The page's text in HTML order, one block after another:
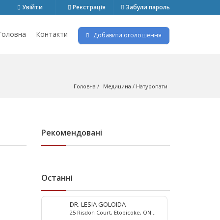
Увійти Реєстрація Забули пароль
Контакти Добавити оголошення
Головна Медицина / Натуропати
Рекомендовані
Останні
DR. LESIA GOLOIDA
25 Risdon Court, Etobicoke, ON